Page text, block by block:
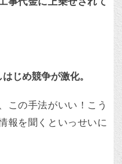
じめ競争が激化。
この手法がいい！こう
報を聞くといっせいに